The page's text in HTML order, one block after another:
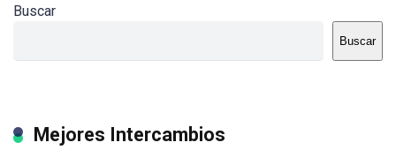
Buscar
Buscar
Mejores Intercambios